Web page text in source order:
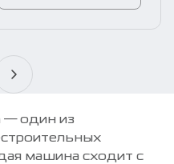
— один из
машина сходит с